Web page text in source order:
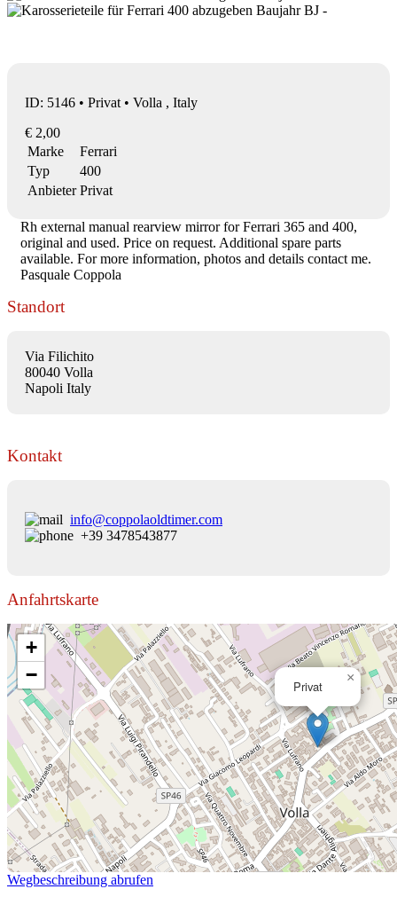
ID: 5146 • Privat • Volla , Italy
€ 2,00
Marke
Ferrari
Typ
400
Anbieter Privat
Rh external manual rearview mirror for Ferrari 365 and 400,
original and used. Price on request. Additional spare parts
available. For more information, photos and details contact me.
Pasquale Coppola
Standort
Via Filichito
80040 Volla
Napoli Italy
Kontakt
info@coppolaoldtimer.com
+39 3478543877
Anfahrtskarte
Privat
×
+
−
Wegbeschreibung abrufen